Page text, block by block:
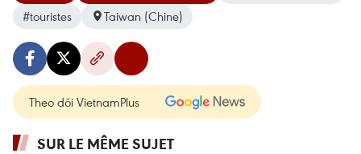
#touristes
Taiwan (Chine)
Theo dõi VietnamPlus
SUR LE MÊME SUJET